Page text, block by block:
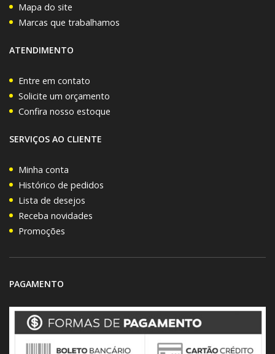
Mapa do site
Marcas que trabalhamos
ATENDIMENTO
Entre em contato
Solicite um orçamento
Confira nosso estoque
SERVIÇOS AO CLIENTE
Minha conta
Histórico de pedidos
Lista de desejos
Receba novidades
Promoções
PAGAMENTO